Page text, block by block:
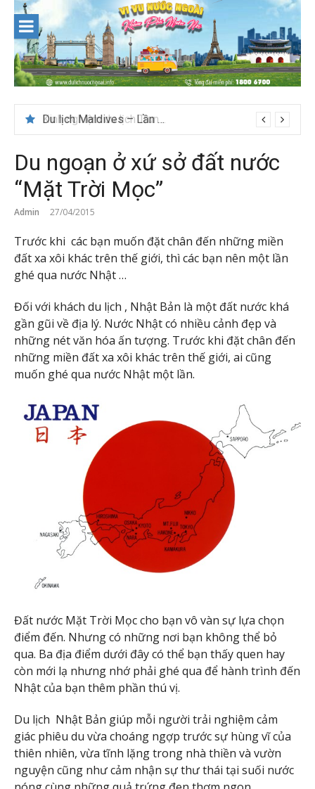
content
Du lịch Maldives – Lần đầu nên đi đâu, chơi gì?
Du ngoạn ở xứ sở đất nước
“Mặt Trời Mọc”
Admin 27/04/2015
Trước khi các bạn muốn đặt chân đến những miền
đất xa xôi khác trên thế giới, thì các bạn nên một lần
ghé qua nước Nhật …
Đối với khách du lịch , Nhật Bản là một đất nước khá
gần gũi về địa lý. Nước Nhật có nhiều cảnh đẹp và
những nét văn hóa ấn tượng. Trước khi đặt chân đến
những miền đất xa xôi khác trên thế giới, ai cũng
muốn ghé qua nước Nhật một lần.
Đất nước Mặt Trời Mọc cho bạn vô vàn sự lựa chọn
điểm đến. Nhưng có những nơi bạn không thể bỏ
qua. Ba địa điểm dưới đây có thể bạn thấy quen hay
còn mới lạ nhưng nhớ phải ghé qua để hành trình đến
Nhật của bạn thêm phần thú vị.
Du lịch Nhật Bản giúp mỗi người trải nghiệm cảm
giác phiêu du vừa choáng ngợp trước sự hùng vĩ của
thiên nhiên, vừa tĩnh lặng trong nhà thiền và vườn
nguyện cũng như cảm nhận sự thư thái tại suối nước